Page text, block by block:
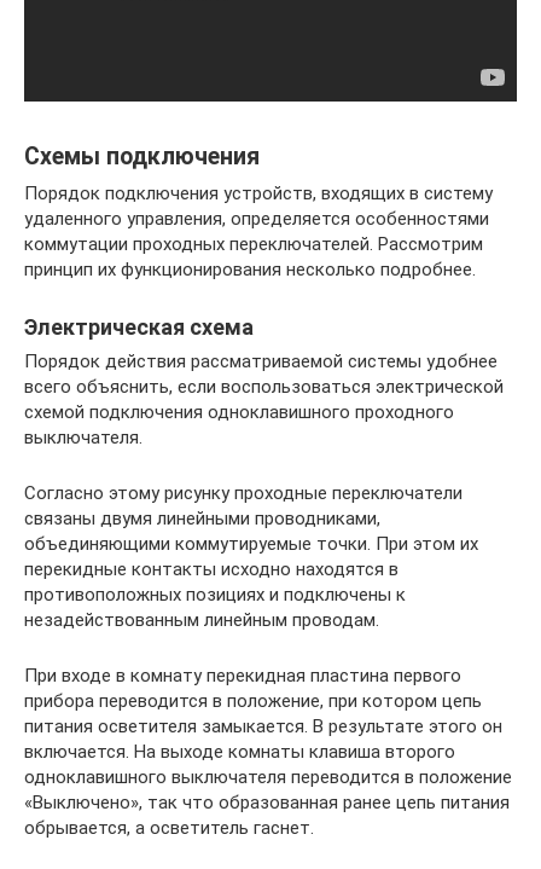
Схемы подключения
Порядок подключения устройств, входящих в систему
удаленного управления, определяется особенностями
коммутации проходных переключателей. Рассмотрим
принцип их функционирования несколько подробнее.
Электрическая схема
Порядок действия рассматриваемой системы удобнее
всего объяснить, если воспользоваться электрической
схемой подключения одноклавишного проходного
выключателя.
Согласно этому рисунку проходные переключатели
связаны двумя линейными проводниками,
объединяющими коммутируемые точки. При этом их
перекидные контакты исходно находятся в
противоположных позициях и подключены к
незадействованным линейным проводам.
При входе в комнату перекидная пластина первого
прибора переводится в положение, при котором цепь
питания осветителя замыкается. В результате этого он
включается. На выходе комнаты клавиша второго
одноклавишного выключателя переводится в положение
«Выключено», так что образованная ранее цепь питания
обрывается, а осветитель гаснет.